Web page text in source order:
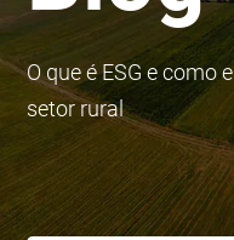
O que é ESG e como
setor rural